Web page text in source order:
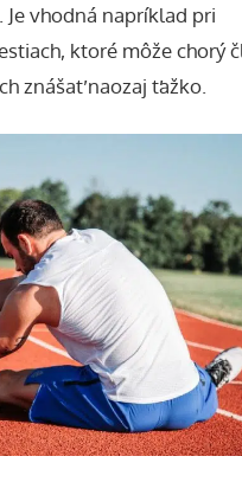
vhodná napríklad pri
, ktoré môže chorý
znášať naozaj ťažko.